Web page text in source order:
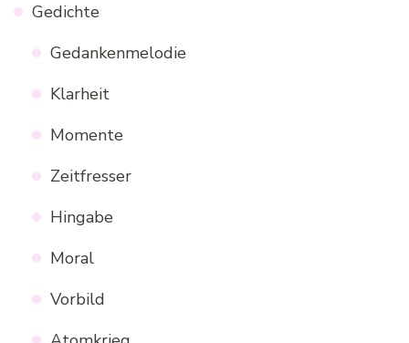
Gedichte
Gedankenmelodie
Klarheit
Momente
Zeitfresser
Hingabe
Moral
Vorbild